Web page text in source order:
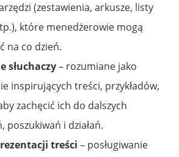
(zestawienia, arkusze, listy
które menedżerowie mogą
na co dzień.
słuchaczy– rozumiane jako
inspirujących treści, przykładów,
zachęcić ich do dalszych
poszukiwań i działań.
treści – posługiwanie